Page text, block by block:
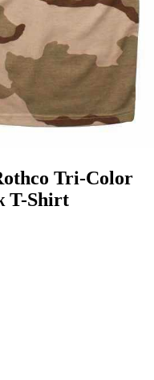
Tri-Color
T-Shirt